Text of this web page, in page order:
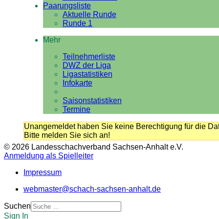
Paarungsliste
Aktuelle Runde
Runde 1
Mehr
Teilnehmerliste
DWZ der Liga
Ligastatistiken
Infokarte
Saisonstatistiken
Termine
Unangemeldet haben Sie keine Berechtigung für die
Bitte melden Sie sich an!
© 2026 Landesschachverband Sachsen-Anhalt e.V.
Anmeldung als Spielleiter
Impressum
webmaster@schach-sachsen-anhalt.de
Suchen
Sign In